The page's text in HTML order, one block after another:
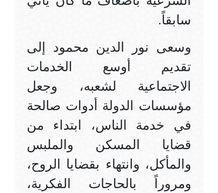
سابقاً.
وسعى نور الدين محمود إلى
تقديم أوسع الخدمات
الاجتماعية لشعبه، وجعل
مؤسسات الدولة أدوات صالحة
في خدمة الناس، ابتداء من
قضايا المسكن والملبس
والمأكل، وانتهاء بقضايا الروح،
ومروراً بالحاجات الفكرية،